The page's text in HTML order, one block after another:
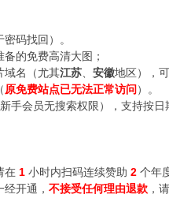
码找回）。
的免费高清大图；
域名（尤其江苏 安徽地区），
原免费站点已无法正常访问 ）。
新手会员无搜索权限），支持按
在 1 小时内扫码连续赞助 2 个年
开通， 不接受任何理由退款 ，